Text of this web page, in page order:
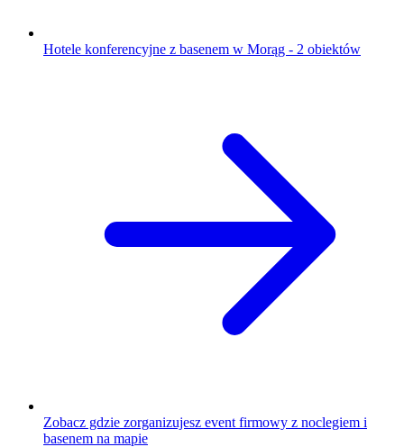
Hotele konferencyjne z basenem w Morąg - 2 obiektów
Zobacz gdzie zorganizujesz event firmowy z noclegiem i
basenem na mapie